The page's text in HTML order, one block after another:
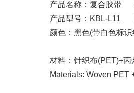
产品名称：复合胶带
产品型号：KBL-L11
颜色：黑色(带白色标
材料：针织布(PET)+
Materials: Woven PET